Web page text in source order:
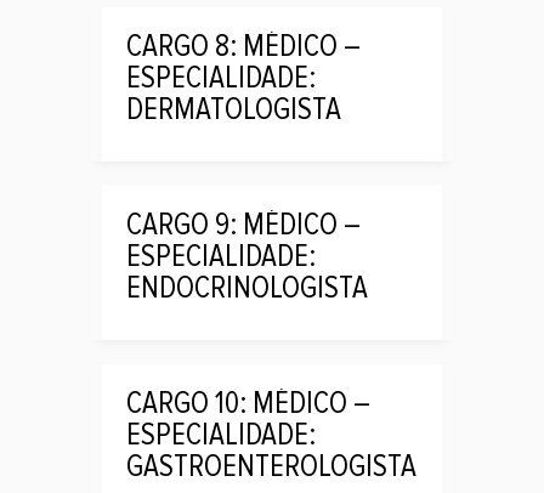
CARGO 8: MÉDICO –
ESPECIALIDADE:
DERMATOLOGISTA
CARGO 9: MÉDICO –
ESPECIALIDADE:
ENDOCRINOLOGISTA
CARGO 10: MÉDICO –
ESPECIALIDADE:
GASTROENTEROLOGISTA